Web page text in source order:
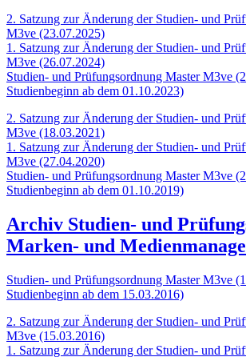
2. Satzung zur Änderung der Studien- und
M3ve (23.07.2025)
1. Satzung zur Änderung der Studien- und
M3ve (26.07.2024)
Studien- und Prüfungsordnung Master M3ve
Studienbeginn ab dem 01.10.2023)
2. Satzung zur Änderung der Studien- und
M3ve (18.03.2021)
1. Satzung zur Änderung der Studien- und
M3ve (27.04.2020)
Studien- und Prüfungsordnung Master M3ve
Studienbeginn ab dem 01.10.2019)
Archiv Studien- und
Marken- und
Studien- und Prüfungsordnung Master M3ve
Studienbeginn ab dem 15.03.2016)
2. Satzung zur Änderung der Studien- und
M3ve (15.03.2016)
1. Satzung zur Änderung der Studien- und